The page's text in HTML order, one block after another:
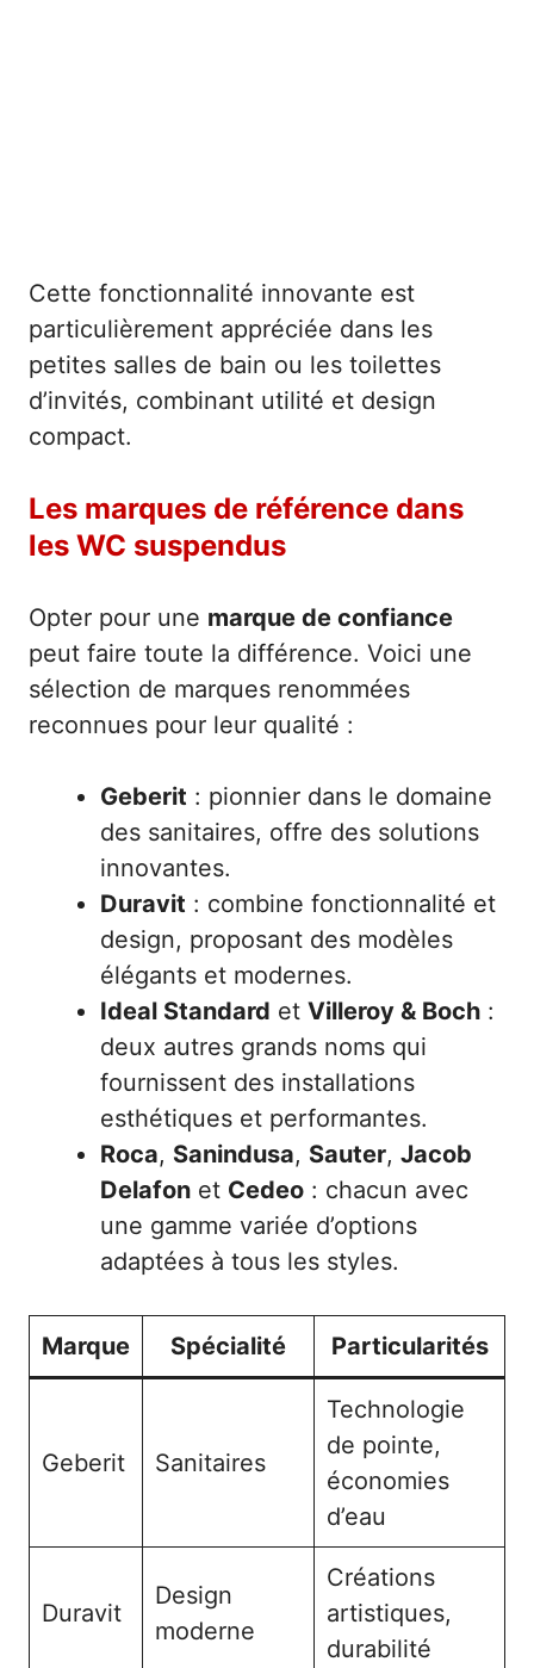
Cette fonctionnalité innovante est
particulièrement appréciée dans les
petites salles de bain ou les toilettes
d’invités, combinant utilité et design
compact.
Les marques de référence dans
les WC suspendus
Opter pour une marque de confiance
peut faire toute la différence. Voici une
sélection de marques renommées
reconnues pour leur qualité :
Geberit : pionnier dans le domaine
des sanitaires, offre des solutions
innovantes.
Duravit : combine fonctionnalité et
design, proposant des modèles
élégants et modernes.
Ideal Standard et Villeroy & Boch :
deux autres grands noms qui
fournissent des installations
esthétiques et performantes.
Roca, Sanindusa, Sauter, Jacob
Delafon et Cedeo : chacun avec
une gamme variée d’options
adaptées à tous les styles.
Marque Spécialité Particularités
Geberit Sanitaires
Technologie
de pointe,
économies
d’eau
Duravit
Design
moderne
Créations
artistiques,
durabilité